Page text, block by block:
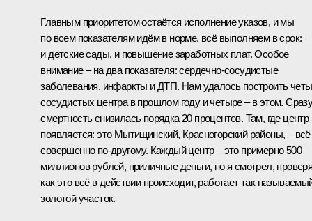
Главным приоритетом остаётся исполнение указов, и мы
по всем показателям идём в норме, всё выполняем в срок:
и детские сады, и повышение заработных плат. Особое
внимание – на два показателя: сердечно-сосудистые
заболевания, инфаркты и ДТП. Нам удалось построить
сосудистых центра в прошлом году и четыре – в этом.
смертность снизилась порядка 20 процентов. Там, где центр
появляется: это Мытищинский, Красногорский районы, – всё
совершенно по‑другому. Каждый центр – это примерно 500
миллионов рублей, приличные деньги, но я смотрел,
как это всё в действии происходит, работает так
золотой участок.